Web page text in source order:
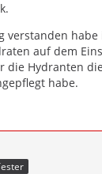
verstanden
auf dem
die Hydranten
habe.